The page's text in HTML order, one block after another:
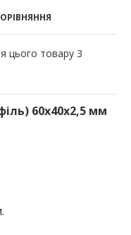
цього товару 3
60х40х2,5 мм